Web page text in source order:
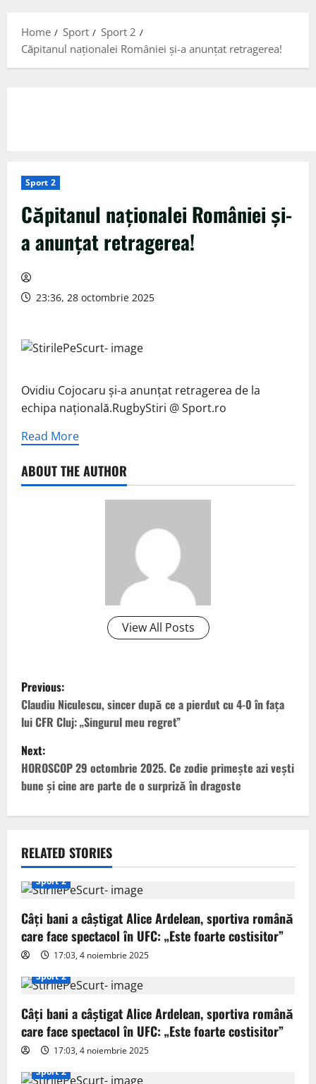
Home Sport
Sport 2
Căpitanul naționalei României și-a anunțat retragerea!
Sport 2
Căpitanul naționalei României și-
a anunțat retragerea!
23:36, 28 octombrie 2025
Ovidiu Cojocaru și-a anunțat retragerea de la
echipa națională.RugbyStiri @ Sport.ro
Read More
ABOUT THE AUTHOR
View All Posts
P
o
s
t
n
v
i
g
a
t
i
o
n
Previous:
Claudiu Niculescu, sincer după ce a pierdut cu 4-0 în fața
lui CFR Cluj: „Singurul meu regret”
Next:
HOROSCOP 29 octombrie 2025. Ce zodie primește azi vești
bune și cine are parte de o surpriză în dragoste
RELATED STORIES
Sport 2
Câți bani a câștigat Alice Ardelean, sportiva română
care face spectacol în UFC: „Este foarte costisitor”
17:03, 4 noiembrie 2025
Sport 2
Câți bani a câștigat Alice Ardelean, sportiva română
care face spectacol în UFC: „Este foarte costisitor”
17:03, 4 noiembrie 2025
Sport 2